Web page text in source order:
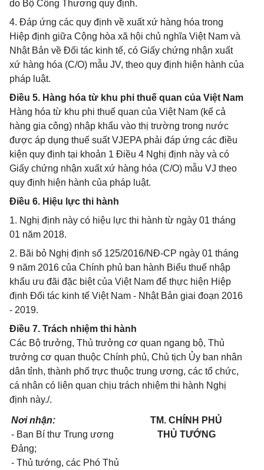
do Bộ Công Thương quy định.
4. Đáp ứng các quy định về xuất xứ hàng hóa trong
Hiệp định giữa Cộng hòa xã hội chủ nghĩa Việt Nam và
Nhật Bản về Đối tác kinh tế, có Giấy chứng nhận xuất
xứ hàng hóa (C/O) mẫu JV, theo quy định hiện hành của
pháp luật.
Điều 5. Hàng hóa từ khu phi thuế quan của Việt Nam
Hàng hóa từ khu phi thuế quan của Việt Nam (kể cả
hàng gia công) nhập khẩu vào thị trường trong nước
được áp dụng thuế suất VJEPA phải đáp ứng các điều
kiện quy định tại khoản 1 Điều 4 Nghị định này và có
Giấy chứng nhận xuất xứ hàng hóa (C/O) mẫu VJ theo
quy định hiện hành của pháp luật.
Điều 6. Hiệu lực thi hành
1. Nghị định này có hiệu lực thi hành từ ngày 01 tháng
01 năm 2018.
2. Bãi bỏ Nghị định số 125/2016/NĐ-CP ngày 01 tháng
9 năm 2016 của Chính phủ ban hành Biểu thuế nhập
khẩu ưu đãi đặc biệt của Việt Nam để thực hiện Hiệp
định Đối tác kinh tế Việt Nam - Nhật Bản giai đoạn 2016
- 2019.
Điều 7. Trách nhiệm thi hành
Các Bộ trưởng, Thủ trưởng cơ quan ngang bộ, Thủ
trưởng cơ quan thuộc Chính phủ, Chủ tịch Ủy ban nhân
dân tỉnh, thành phố trực thuộc trung ương, các tổ chức,
cá nhân có liên quan chịu trách nhiệm thi hành Nghị
định này./.
Nơi nhận:
- Ban Bí thư Trung ương
Đảng;
- Thủ tướng, các Phó Thủ
TM. CHÍNH PHỦ
THỦ TƯỚNG